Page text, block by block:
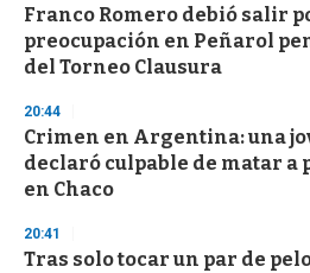
Franco Romero debió salir
preocupación en Peñarol
del Torneo Clausura
20:44
Crimen en Argentina: una
declaró culpable de matar a
en Chaco
20:41
Tras solo tocar un par de